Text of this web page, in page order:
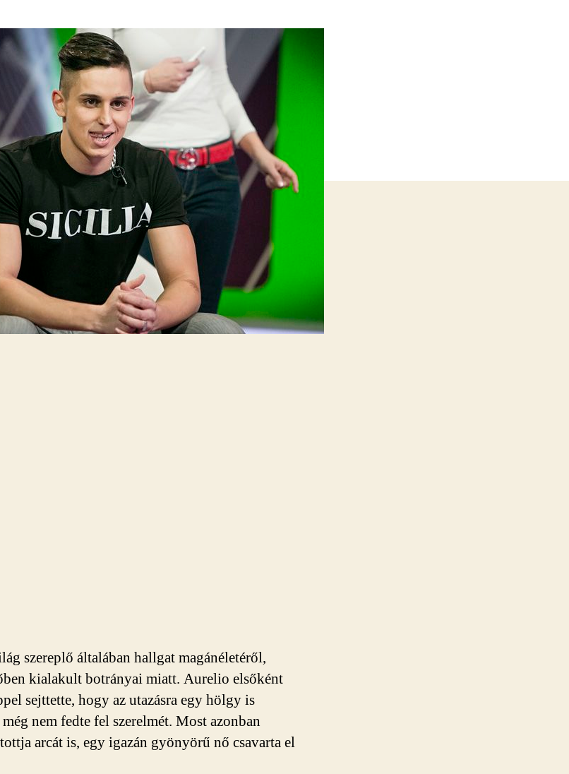
szereplő általában hallgat magánéletéről,
kialakult botrányai miatt. Aurelio elsőként
sejttette, hogy az utazásra egy hölgy is
nem fedte fel szerelmét. Most azonban
arcát is, egy igazán gyönyörű nő csavarta el